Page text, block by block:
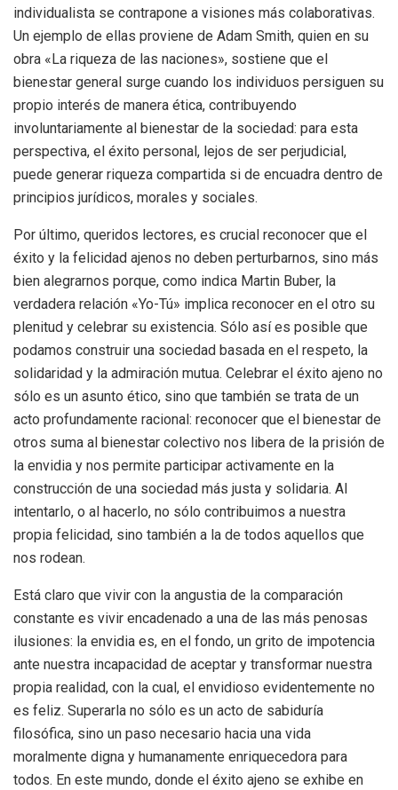
individualista se contrapone a visiones más colaborativas.
Un ejemplo de ellas proviene de Adam Smith, quien en su
obra «La riqueza de las naciones», sostiene que el
bienestar general surge cuando los individuos persiguen su
propio interés de manera ética, contribuyendo
involuntariamente al bienestar de la sociedad: para esta
perspectiva, el éxito personal, lejos de ser perjudicial,
puede generar riqueza compartida si de encuadra dentro de
principios jurídicos, morales y sociales.
Por último, queridos lectores, es crucial reconocer que el
éxito y la felicidad ajenos no deben perturbarnos, sino más
bien alegrarnos porque, como indica Martin Buber, la
verdadera relación «Yo-Tú» implica reconocer en el otro su
plenitud y celebrar su existencia. Sólo así es posible que
podamos construir una sociedad basada en el respeto, la
solidaridad y la admiración mutua. Celebrar el éxito ajeno no
sólo es un asunto ético, sino que también se trata de un
acto profundamente racional: reconocer que el bienestar de
otros suma al bienestar colectivo nos libera de la prisión de
la envidia y nos permite participar activamente en la
construcción de una sociedad más justa y solidaria. Al
intentarlo, o al hacerlo, no sólo contribuimos a nuestra
propia felicidad, sino también a la de todos aquellos que
nos rodean.
Está claro que vivir con la angustia de la comparación
constante es vivir encadenado a una de las más penosas
ilusiones: la envidia es, en el fondo, un grito de impotencia
ante nuestra incapacidad de aceptar y transformar nuestra
propia realidad, con la cual, el envidioso evidentemente no
es feliz. Superarla no sólo es un acto de sabiduría
filosófica, sino un paso necesario hacia una vida
moralmente digna y humanamente enriquecedora para
todos. En este mundo, donde el éxito ajeno se exhibe en